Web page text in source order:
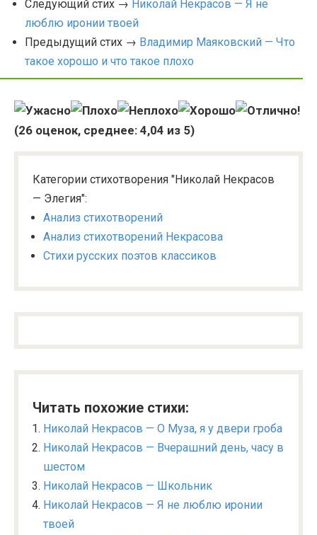
Следующий стих → Николай Некрасов — Я не
люблю иронии твоей
Предыдущий стих → Владимир Маяковский — Что
такое хорошо и что такое плохо
(26 оценок, среднее: 4,04 из 5)
Категории стихотворения "Николай Некрасов
— Элегия":
Анализ стихотворений
Анализ стихотворений Некрасова
Стихи русских поэтов классиков
Читать похожие стихи:
Николай Некрасов — О Муза, я у двери гроба
Николай Некрасов — Вчерашний день, часу в
шестом
Николай Некрасов — Школьник
Николай Некрасов — Я не люблю иронии
твоей